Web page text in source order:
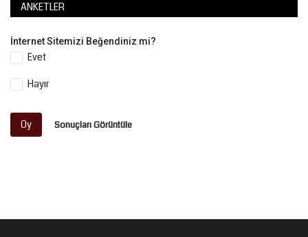
ANKETLER
İnternet Sitemizi Beğendiniz mi?
Evet
Hayır
Oy Sonuçları Görüntüle